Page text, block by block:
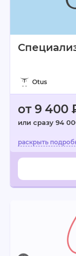
Otus
от 9 400
или сразу 94